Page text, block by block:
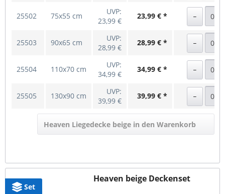
25502 75x55 cm
UVP:
23,99 €
23,99 € *
25503 90x65 cm
UVP:
28,99 €
28,99 € *
25504 110x70 cm
UVP:
34,99 €
34,99 € *
25505 130x90 cm
UVP:
39,99 €
39,99 € *
Heaven Liegedecke beige in den Warenkorb
Set
Heaven beige Deckenset